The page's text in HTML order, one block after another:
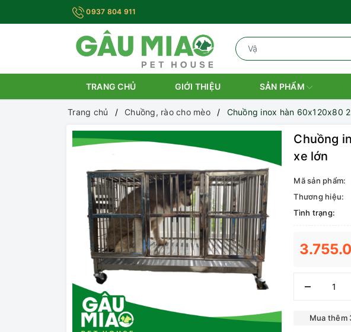
0937 804 911
TRANG CHỦ GIỚI THIỆU SẢN PHẨM
Trang chủ Chuồng, rào cho mèo Chuồng inox hàn 60x120x80
Chuồng
xe lớn
Mã sản phẩm:
Thương hiệu:
Tình trạng:
–
Mua thêm